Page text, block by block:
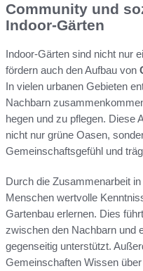
Community und
Indoor-Gärten
Indoor-Gärten sind nicht nur
fördern auch den Aufbau von
In vielen urbanen Gebieten
Nachbarn
hegen und zu pflegen. Diese
nicht nur grüne Oasen,
Gemeinschaftsgefühl und
Durch die Zusammenarbeit
Menschen wertvolle
Gartenbau erlernen. Dies
zwischen den Nachbarn und
gegenseitig unterstützt.
Gemeinschaften Wissen